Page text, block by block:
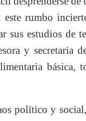
este rumbo
sus estudios de
y secretaria
básica,
político y